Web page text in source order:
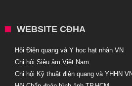
WEBSITE CĐHA
Hội Điện quang và Y học hạt nhân VN
Chi hội Siêu âm Việt Nam
Chi hội Kỹ thuật điện quang và YHHN